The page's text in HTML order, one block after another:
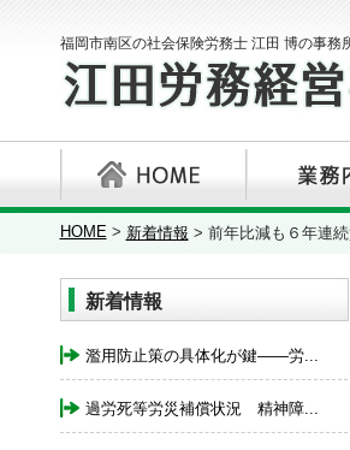
福岡市南区の社会保険労務士 江田 博の事務
HOME> 新着情報 > 前年比減も６年連
新着情報
濫用防止策の具体化が鍵――労...
過労死等労災補償状況 精神障...